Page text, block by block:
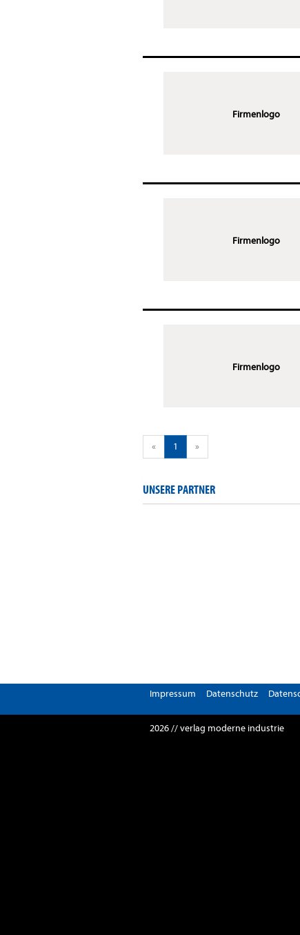
Firmenlogo
Firmenlogo
Firmenlogo
« 1 »
UNSERE PARTNER
Impressum Datenschutz
2026 // verlag moderne industrie